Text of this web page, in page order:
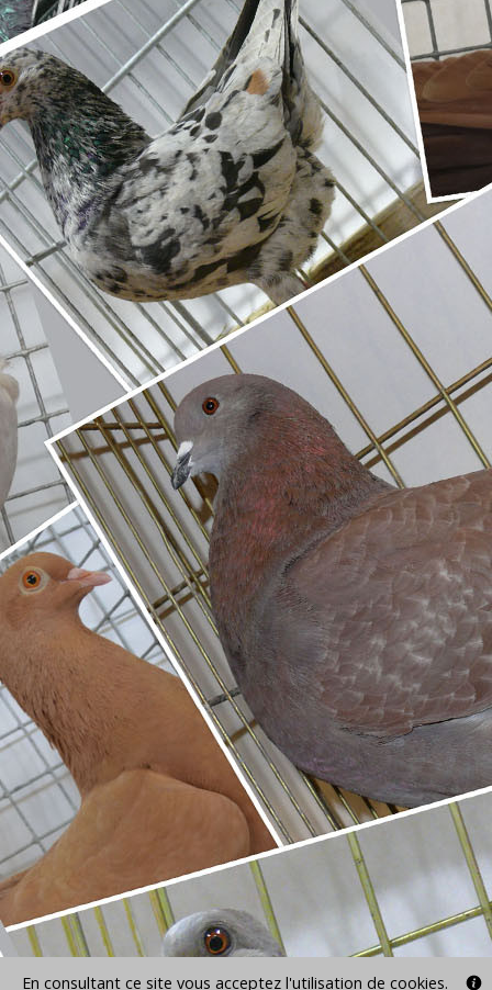
En consultant ce site vous acceptez l'utilisation de cookies.